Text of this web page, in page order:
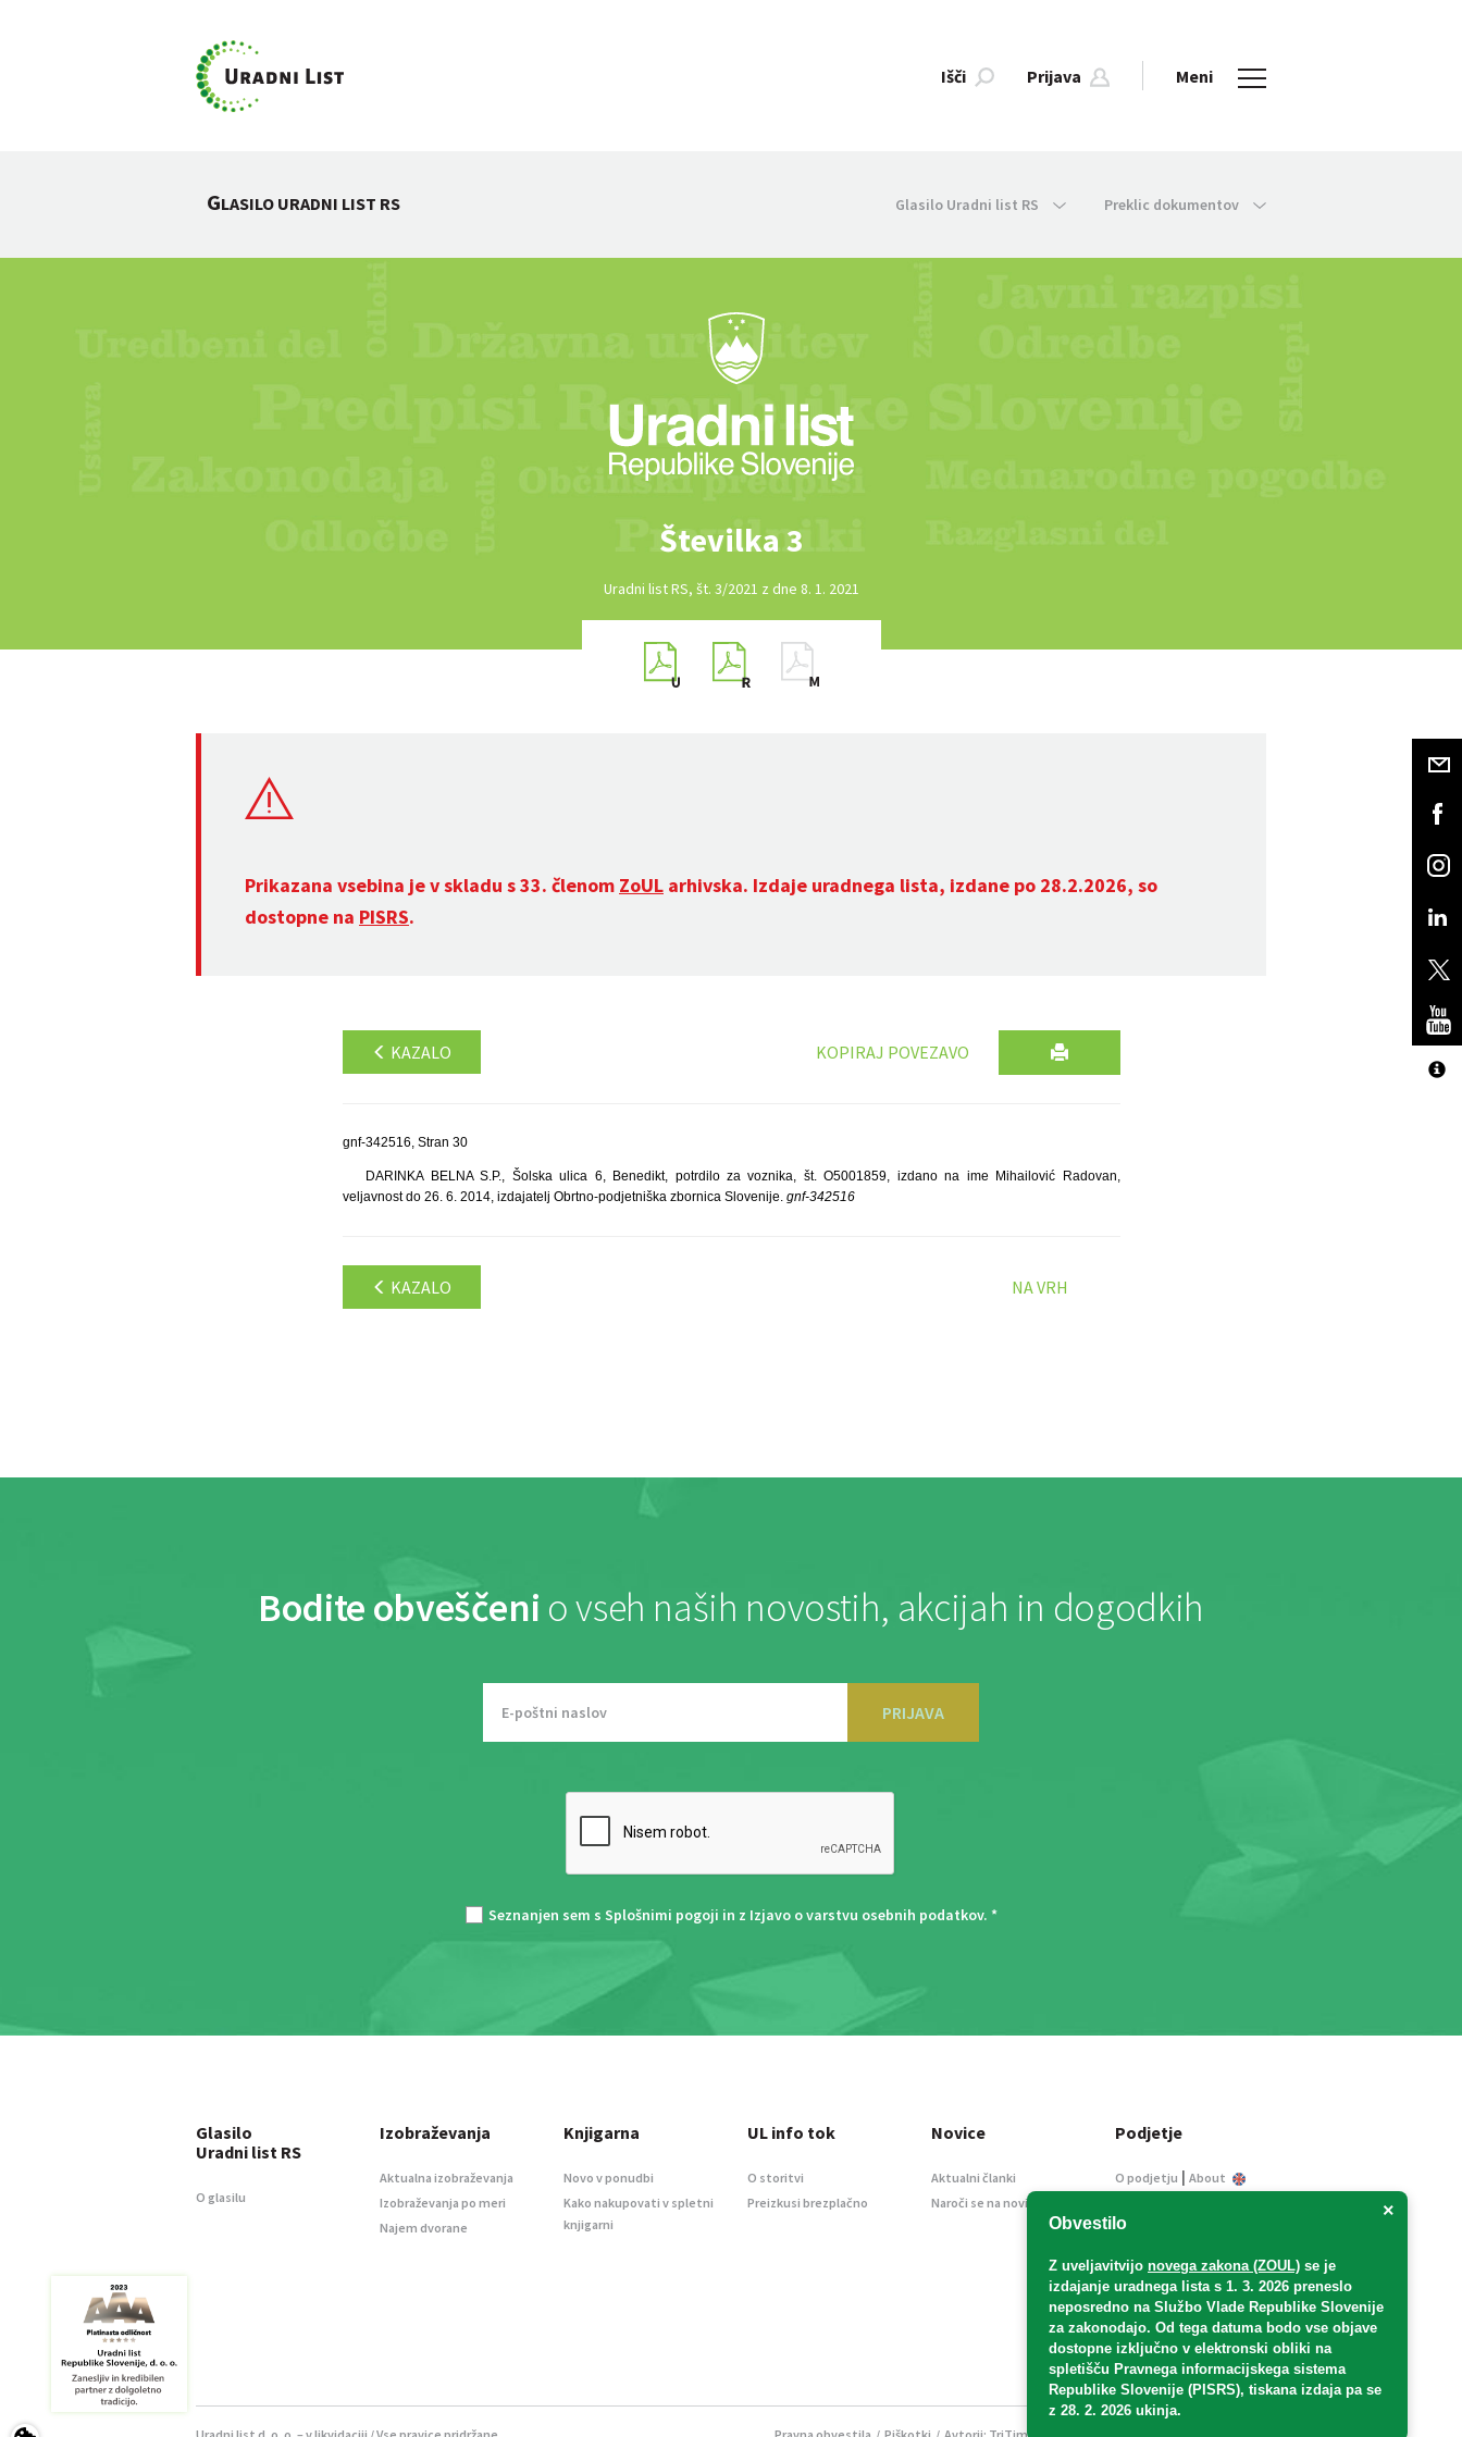
Išči Prijava Meni
GLASILO URADNI LIST RS Glasilo Uradni list RS Preklic dokumentov
Številka 3
Uradni list RS, št. 3/2021 z dne 8. 1. 2021
Prikazana vsebina je v skladu s 33. členom ZoUL arhivska. Izdaje uradnega lista, izdane po 28.2.2026, so
dostopne na PISRS.
KAZALO KOPIRAJ POVEZAVO
gnf-342516, Stran 30
DARINKA BELNA S.P., Šolska ulica 6, Benedikt, potrdilo za voznika, št. O5001859, izdano na ime Mihailović Radovan,
veljavnost do 26. 6. 2014, izdajatelj Obrtno-podjetniška zbornica Slovenije. gnf-342516
KAZALO NA VRH
Bodite obveščeni o vseh naših novostih, akcijah in dogodkih
PRIJAVA
Seznanjen sem s Splošnimi pogoji in z Izjavo o varstvu osebnih podatkov. *
×
Obvestilo
Z uveljavitvijo novega zakona (ZOUL) se je
izdajanje uradnega lista s 1. 3. 2026 preneslo
neposredno na Službo Vlade Republike Slovenije
za zakonodajo. Od tega datuma bodo vse objave
dostopne izključno v elektronski obliki na
spletišču Pravnega informacijskega sistema
Republike Slovenije (PISRS), tiskana izdaja pa se
z 28. 2. 2026 ukinja.
Glasilo
Uradni list RS
O glasilu
Izobraževanja
Aktualna izobraževanja
Izobraževanja po meri
Najem dvorane
Knjigarna
Novo v ponudbi
Kako nakupovati v spletni
knjigarni
UL info tok
O storitvi
Preizkusi brezplačno
Novice
Aktualni članki
Naroči se na novice
Podjetje
O podjetju | About
Informacije javnega
Oglaševanje
Splošni pogoji
Izjava o varstvu osebnih
podatkov
E-dražbe